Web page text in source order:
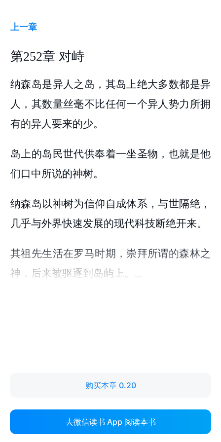
上一章
第252章 对峙
购买本章 0.20
去微信读书 App 阅读本书